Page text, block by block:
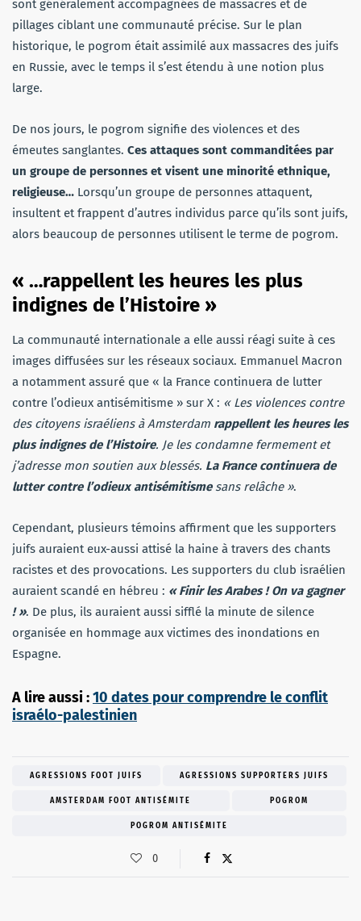
sont généralement accompagnées de massacres et de
pillages ciblant une communauté précise. Sur le plan
historique, le pogrom était assimilé aux massacres des juifs
en Russie, avec le temps il s’est étendu à une notion plus
large.
De nos jours, le pogrom signifie des violences et des
émeutes sanglantes. Ces attaques sont commanditées par
un groupe de personnes et visent une minorité ethnique,
religieuse… Lorsqu’un groupe de personnes attaquent,
insultent et frappent d’autres individus parce qu’ils sont juifs,
alors beaucoup de personnes utilisent le terme de pogrom.
« …rappellent les heures les plus
indignes de l’Histoire »
La communauté internationale a elle aussi réagi suite à ces
images diffusées sur les réseaux sociaux. Emmanuel Macron
a notamment assuré que « la France continuera de lutter
contre l’odieux antisémitisme » sur X : « Les violences contre
des citoyens israéliens à Amsterdam rappellent les heures les
plus indignes de l’Histoire. Je les condamne fermement et
j’adresse mon soutien aux blessés. La France continuera de
lutter contre l’odieux antisémitismesans relâche ».
Cependant, plusieurs témoins affirment que les supporters
juifs auraient eux-aussi attisé la haine à travers des chants
racistes et des provocations. Les supporters du club israélien
auraient scandé en hébreu : « Finir les Arabes ! On va gagner
! ». De plus, ils auraient aussi sifflé la minute de silence
organisée en hommage aux victimes des inondations en
Espagne.
A lire aussi :10 dates pour comprendre le conflit
israélo-palestinien
AGRESSIONS FOOT JUIFS AGRESSIONS SUPPORTERS JUIFS
AMSTERDAM FOOT ANTISÉMITE POGROM
POGROM ANTISÉMITE
0